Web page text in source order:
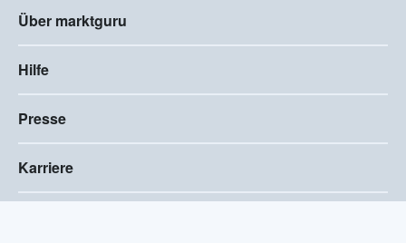
Über marktguru
Hilfe
Presse
Karriere